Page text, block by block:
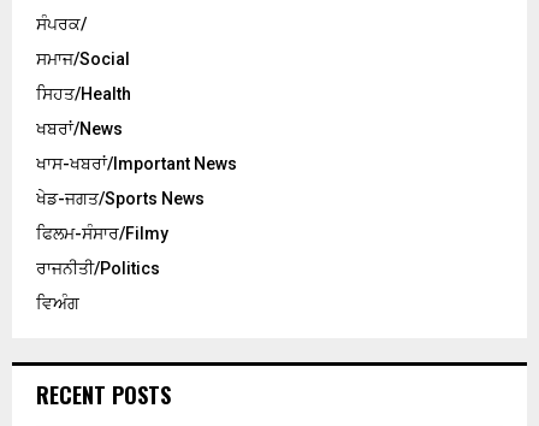
ਸੰਪਰਕ/
ਸਮਾਜ/Social
ਸਿਹਤ/Health
ਖਬਰਾਂ/News
ਖਾਸ-ਖਬਰਾਂ/Important News
ਖੇਡ-ਜਗਤ/Sports News
ਫਿਲਮ-ਸੰਸਾਰ/Filmy
ਰਾਜਨੀਤੀ/Politics
ਵਿਅੰਗ
RECENT POSTS